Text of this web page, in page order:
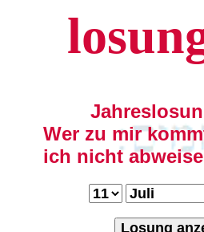
Wer zu mir
ich nicht
Losung